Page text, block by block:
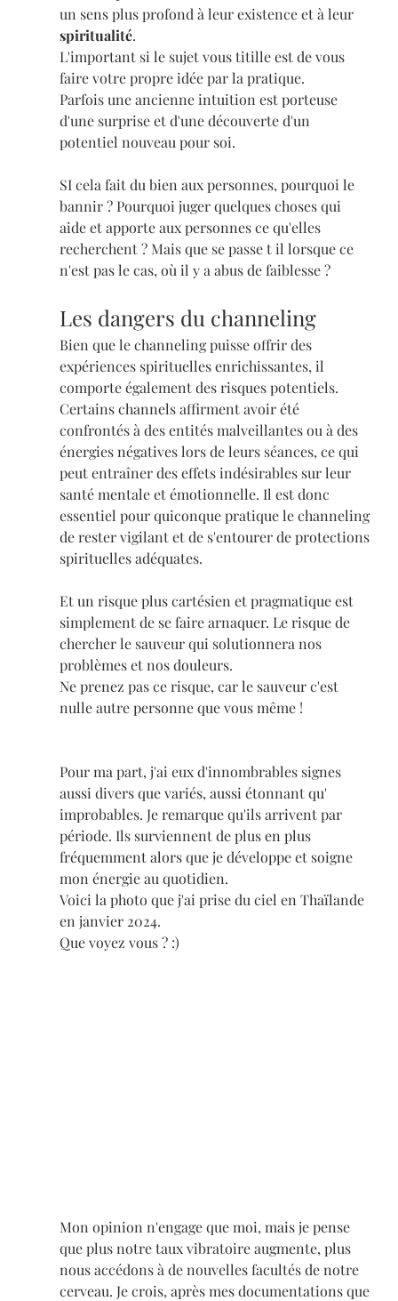
un sens plus profond à leur existence et à leur
spiritualité.
L'important si le sujet vous titille est de vous
faire votre propre idée par la pratique.
Parfois une ancienne intuition est porteuse
d'une surprise et d'une découverte d'un
potentiel nouveau pour soi.
SI cela fait du bien aux personnes, pourquoi le
bannir ? Pourquoi juger quelques choses qui
aide et apporte aux personnes ce qu'elles
recherchent ? Mais que se passe t il lorsque ce
n'est pas le cas, où il y a abus de faiblesse ?
Les dangers du channeling
Bien que le channeling puisse offrir des
expériences spirituelles enrichissantes, il
comporte également des risques potentiels.
Certains channels affirment avoir été
confrontés à des entités malveillantes ou à des
énergies négatives lors de leurs séances, ce qui
peut entraîner des effets indésirables sur leur
santé mentale et émotionnelle. Il est donc
essentiel pour quiconque pratique le channeling
de rester vigilant et de s'entourer de protections
spirituelles adéquates.
Et un risque plus cartésien et pragmatique est
simplement de se faire arnaquer. Le risque de
chercher le sauveur qui solutionnera nos
problèmes et nos douleurs.
Ne prenez pas ce risque, car le sauveur c'est
nulle autre personne que vous même !
Pour ma part, j'ai eux d'innombrables signes
aussi divers que variés, aussi étonnant qu'
improbables. Je remarque qu'ils arrivent par
période. Ils surviennent de plus en plus
fréquemment alors que je développe et soigne
mon énergie au quotidien.
Voici la photo que j'ai prise du ciel en Thaïlande
en janvier 2024.
Que voyez vous ? :)
Mon opinion n'engage que moi, mais je pense
que plus notre taux vibratoire augmente, plus
nous accédons à de nouvelles facultés de notre
cerveau. Je crois, après mes documentations que